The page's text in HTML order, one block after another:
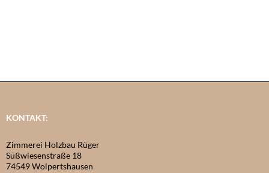
KONTAKT:
Zimmerei Holzbau Rüger
Süßwiesenstraße 18
74549 Wolpertshausen